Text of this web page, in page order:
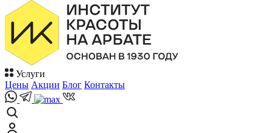
Услуги
Цены Акции Блог Контакты